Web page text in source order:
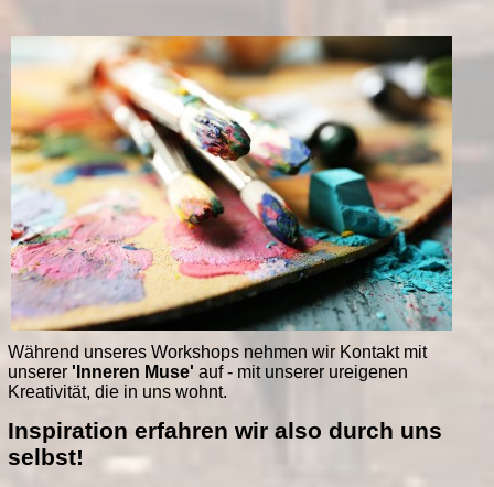
Während unseres Workshops nehmen wir Kontakt mit
unserer 'Inneren Muse' auf - mit unserer ureigenen
Kreativität, die in uns wohnt.
Inspiration erfahren wir also durch uns
selbst!